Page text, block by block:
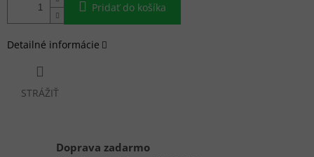
Pridať do košíka
Detailné informácie
STRÁŽIŤ
Doprava zadarmo